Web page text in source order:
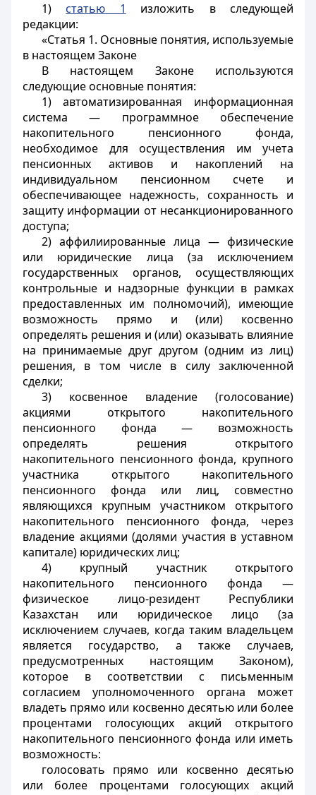
1) статью 1
изложить в следующей
редакции:
«Статья 1. Основные понятия, используемые
в настоящем Законе
В настоящем Законе используются
следующие основные понятия:
1) автоматизированная информационная
система — программное обеспечение
накопительного пенсионного фонда,
необходимое для осуществления им учета
пенсионных активов и накоплений на
индивидуальном пенсионном счете и
обеспечивающее надежность, сохранность и
защиту информации от несанкционированного
доступа;
2) аффилиированные лица — физические
или юридические лица (за исключением
государственных органов, осуществляющих
контрольные и надзорные функции в рамках
предоставленных им полномочий), имеющие
возможность прямо и (или) косвенно
определять решения и (или) оказывать влияние
на принимаемые друг другом (одним из лиц)
решения, в том числе в силу заключенной
сделки;
3) косвенное владение (голосование)
акциями открытого накопительного
пенсионного фонда — возможность
определять решения открытого
накопительного пенсионного фонда, крупного
участника открытого накопительного
пенсионного фонда или лиц, совместно
являющихся крупным участником открытого
накопительного пенсионного фонда, через
владение акциями (долями участия в уставном
капитале) юридических лиц;
4) крупный участник открытого
накопительного пенсионного фонда —
физическое лицо-резидент Республики
Казахстан или юридическое лицо (за
исключением случаев, когда таким владельцем
является государство, а также случаев,
предусмотренных настоящим Законом),
которое в соответствии с письменным
согласием уполномоченного органа может
владеть прямо или косвенно десятью или более
процентами голосующих акций открытого
накопительного пенсионного фонда или иметь
возможность:
голосовать прямо или косвенно десятью
или более процентами голосующих акций